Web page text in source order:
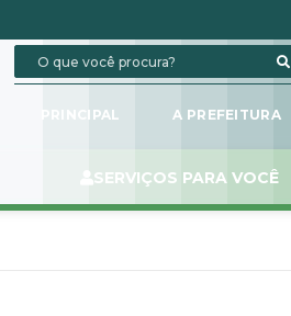
PRINCIPAL A PREFEITURA
SERVIÇOS PARA VOCÊ